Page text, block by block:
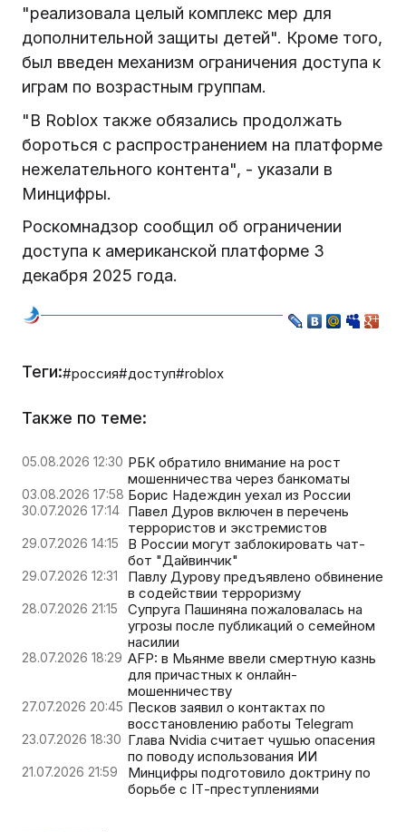
"реализовала целый комплекс мер для
дополнительной защиты детей". Кроме того,
был введен механизм ограничения доступа к
играм по возрастным группам.
"В Roblox также обязались продолжать
бороться с распространением на платформе
нежелательного контента", - указали в
Минцифры.
Роскомнадзор сообщил об ограничении
доступа к американской платформе 3
декабря 2025 года.
Теги:#россия#доступ#roblox
Также по теме:
05.08.2026 12:30 РБК обратило внимание на рост
мошенничества через банкоматы
03.08.2026 17:58 Борис Надеждин уехал из России
30.07.2026 17:14 Павел Дуров включен в перечень
террористов и экстремистов
29.07.2026 14:15
В России могут заблокировать чат-
бот "Дайвинчик"
29.07.2026 12:31
Павлу Дурову предъявлено обвинение
в содействии терроризму
28.07.2026 21:15
Супруга Пашиняна пожаловалась на
угрозы после публикаций о семейном
насилии
28.07.2026 18:29 AFP: в Мьянме ввели смертную казнь
для причастных к онлайн-
мошенничеству
27.07.2026 20:45 Песков заявил о контактах по
восстановлению работы Telegram
23.07.2026 18:30 Глава Nvidia считает чушью опасения
по поводу использования ИИ
21.07.2026 21:59
Минцифры подготовило доктрину по
борьбе с IТ-преступлениями